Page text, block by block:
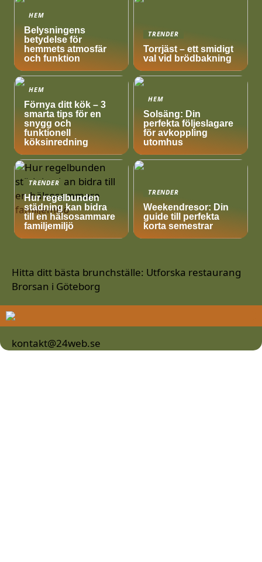
HEM
Belysningens
betydelse för
hemmets atmosfär
och funktion
TRENDER
Torrjäst – ett smidigt
val vid brödbakning
HEM
Förnya ditt kök – 3
smarta tips för en
snygg och
funktionell
köksinredning
HEM
Solsäng: Din
perfekta följeslagare
för avkoppling
utomhus
TRENDER
Hur regelbunden
städning kan bidra
till en hälsosammare
familjemiljö
TRENDER
Weekendresor: Din
guide till perfekta
korta semestrar
Hitta ditt bästa brunchställe: Utforska restaurang
Brorsan i Göteborg
kontakt@24web.se